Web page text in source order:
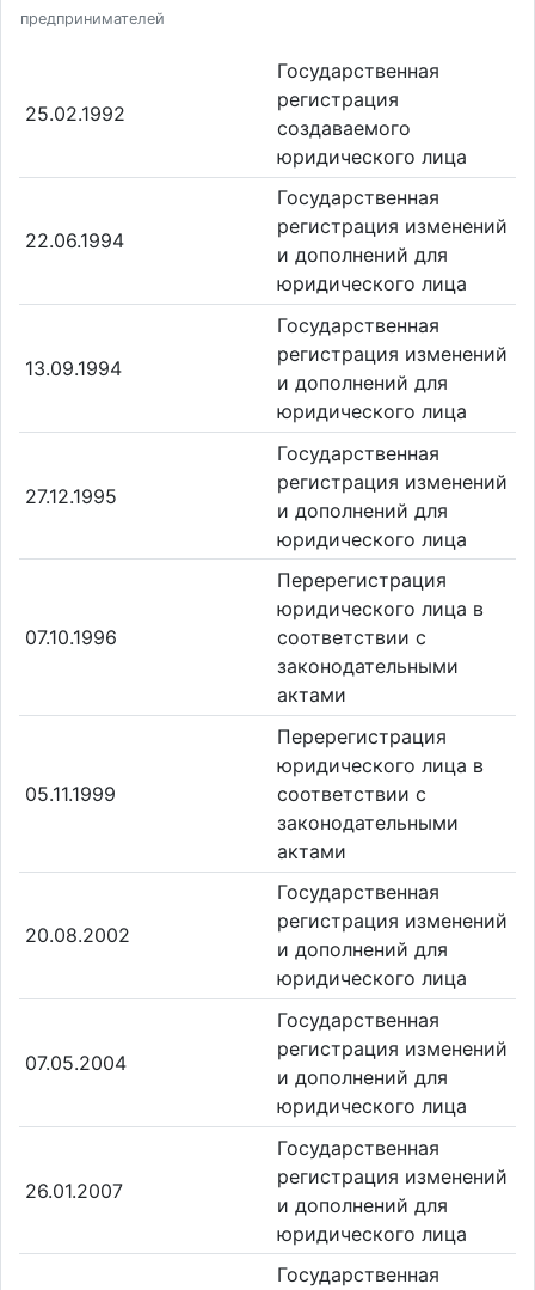
предпринимателей
25.02.1992
Государственная
регистрация
создаваемого
юридического лица
22.06.1994
Государственная
регистрация изменений
и дополнений для
юридического лица
13.09.1994
Государственная
регистрация изменений
и дополнений для
юридического лица
27.12.1995
Государственная
регистрация изменений
и дополнений для
юридического лица
07.10.1996
Перерегистрация
юридического лица в
соответствии с
законодательными
актами
05.11.1999
Перерегистрация
юридического лица в
соответствии с
законодательными
актами
20.08.2002
Государственная
регистрация изменений
и дополнений для
юридического лица
07.05.2004
Государственная
регистрация изменений
и дополнений для
юридического лица
26.01.2007
Государственная
регистрация изменений
и дополнений для
юридического лица
Государственная